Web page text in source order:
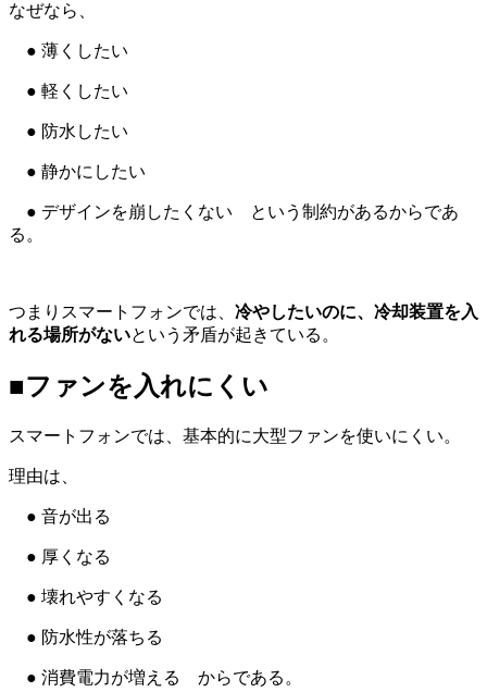
なぜなら、
● 薄くしたい
● 軽くしたい
● 防水したい
● 静かにしたい
● デザインを崩したくない という制約があるからであ
る。
つまりスマートフォンでは、 冷やしたいのに、冷却装置を入
れる場所がないという矛盾が起きている。
■ファンを入れにくい
スマートフォンでは、基本的に大型ファンを使いにくい。
理由は、
● 音が出る
● 厚くなる
● 壊れやすくなる
● 防水性が落ちる
● 消費電力が増える からである。